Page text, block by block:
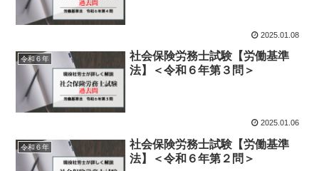
2025.01.08
令和６年
社会保険労務士試験【労働基準
法】＜令和６年第３問＞
2025.01.06
令和６年
社会保険労務士試験【労働基準
法】＜令和６年第２問＞